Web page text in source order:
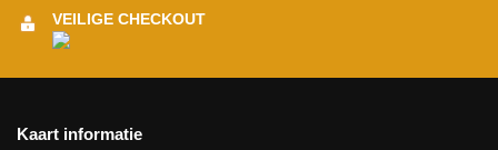
VEILIGE CHECKOUT
Kaart informatie